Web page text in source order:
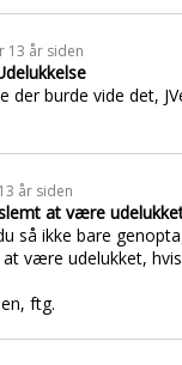
13 år siden
der burde vide det,
år siden
at være
så ikke bare
være udelukket,
ftg.